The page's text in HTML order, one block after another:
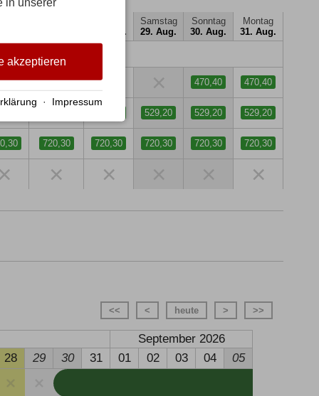
28. Aug.
Samstag
29. Aug.
Sonntag
30. Aug.
Montag
31. Aug.
× × 470,40 470,40
529,20 529,20 529,20
720,30 720,30 720,30 720,30 720,30
× × × ×
<< < heute > >>
September 2026
28 29 30 31 01 02 03 04 05
in unserer
akzeptieren
· Impressum